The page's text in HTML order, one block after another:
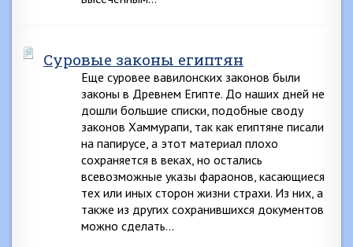
Суровые законы египтян
Еще суровее вавилонских законов были
законы в Древнем Египте. До наших дней не
дошли большие списки, подобные своду
законов Хаммурапи, так как египтяне писали
на папирусе, а этот материал плохо
сохраняется в веках, но остались
всевозможные указы фараонов, касающиеся
тех или иных сторон жизни страхи. Из них, а
также из других сохранившихся документов
можно сделать…